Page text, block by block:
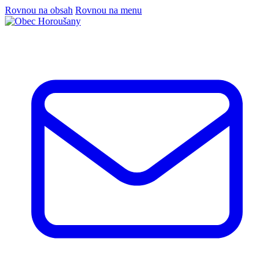
Rovnou na obsah Rovnou na menu